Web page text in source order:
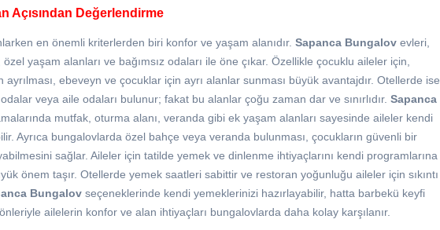
Açısından Değerlendirme
en önemli kriterlerden biri konfor ve yaşam alanıdır. Sapanca Bungalov evleri,
yaşam alanları ve bağımsız odaları ile öne çıkar. Özellikle çocuklu aileler için,
ayrılması, ebeveyn ve çocuklar için ayrı alanlar sunması büyük avantajdır. Otellerde ise
veya aile odaları bulunur; fakat bu alanlar çoğu zaman dar ve sınırlıdır. Sapanca
mutfak, oturma alanı, veranda gibi ek yaşam alanları sayesinde aileler kendi
Ayrıca bungalovlarda özel bahçe veya veranda bulunması, çocukların güvenli bir
sağlar. Aileler için tatilde yemek ve dinlenme ihtiyaçlarını kendi programlarına
önem taşır. Otellerde yemek saatleri sabittir ve restoran yoğunluğu aileler için sıkıntı
Bungalov seçeneklerinde kendi yemeklerinizi hazırlayabilir, hatta barbekü keyfi
ailelerin konfor ve alan ihtiyaçları bungalovlarda daha kolay karşılanır.